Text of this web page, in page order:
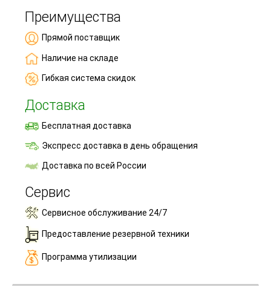
Преимущества
Прямой поставщик
Наличие на складе
Гибкая система скидок
Доставка
Бесплатная доставка
Экспресс доставка в день обращения
Доставка по всей России
Сервис
Сервисное обслуживание 24/7
Предоставление резервной техники
Программа утилизации